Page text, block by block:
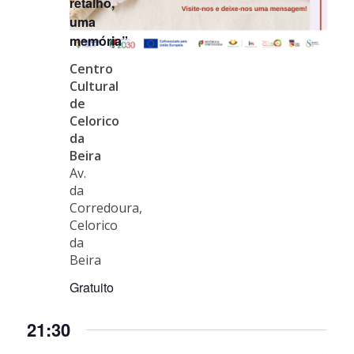
uma
memória”
Centro
Cultural
de
Celorico
da
Beira
Av.
da
Corredoura,
Celorico
da
Beira
Gratuito
21:30